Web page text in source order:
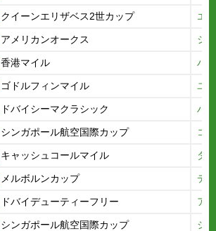
クイーンエリザベス2世カップ エ
アメリカンオークス シ
香港マイル ハ
ゴドルフィンマイル ユ
ドバイシーマクラシック ハ
シンガポール航空国際カップ コ
キャッシュコールマイル ダ
メルボルンカップ デ
ドバイデューティーフリー ア
シンガポール航空国際カップ シ